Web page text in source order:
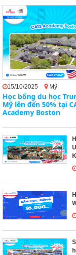
15/10/2025 Mỹ
Học bổng du học
Mỹ lên đến 50% tại
Academy Boston